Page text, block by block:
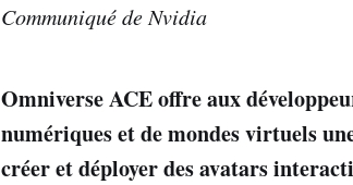
Communiqué de Nvidia
Omniverse ACE offre aux
numériques et de mondes virtuels
créer et déployer des avatars